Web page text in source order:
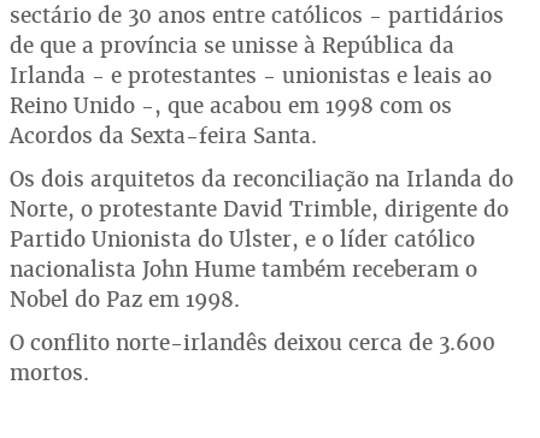
sectário de 30 anos entre católicos - partidários
de que a província se unisse à República da
Irlanda - e protestantes - unionistas e leais ao
Reino Unido -, que acabou em 1998 com os
Acordos da Sexta-feira Santa.
Os dois arquitetos da reconciliação na Irlanda do
Norte, o protestante David Trimble, dirigente do
Partido Unionista do Ulster, e o líder católico
nacionalista John Hume também receberam o
Nobel do Paz em 1998.
O conflito norte-irlandês deixou cerca de 3.600
mortos.